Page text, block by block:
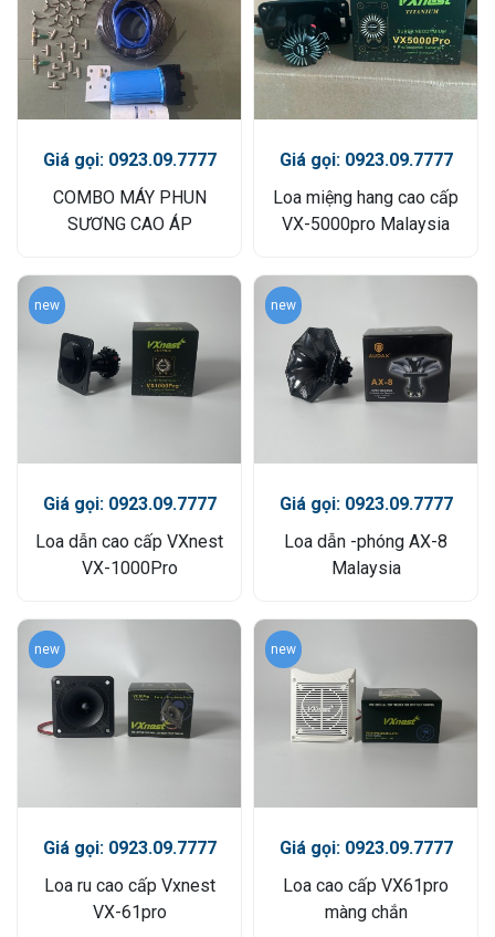
Giá gọi: 0923.09.7777
COMBO MÁY PHUN
SƯƠNG CAO ÁP
Giá gọi: 0923.09.7777
Loa miệng hang cao cấp
VX-5000pro Malaysia
new
Giá gọi: 0923.09.7777
Loa dẫn cao cấp VXnest
VX-1000Pro
new
Giá gọi: 0923.09.7777
Loa dẫn -phóng AX-8
Malaysia
new
Giá gọi: 0923.09.7777
Loa ru cao cấp Vxnest
VX-61pro
new
Giá gọi: 0923.09.7777
Loa cao cấp VX61pro
màng chắn